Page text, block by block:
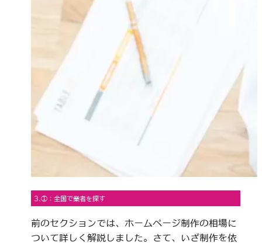
3.①：全国で業者を探す
前のセクションでは、ホームページ制作の相場に
ついて詳しく解説しました。さて、いざ制作を依